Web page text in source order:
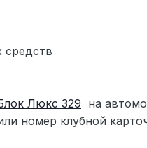
средств
Люкс 329 на
номер клубной